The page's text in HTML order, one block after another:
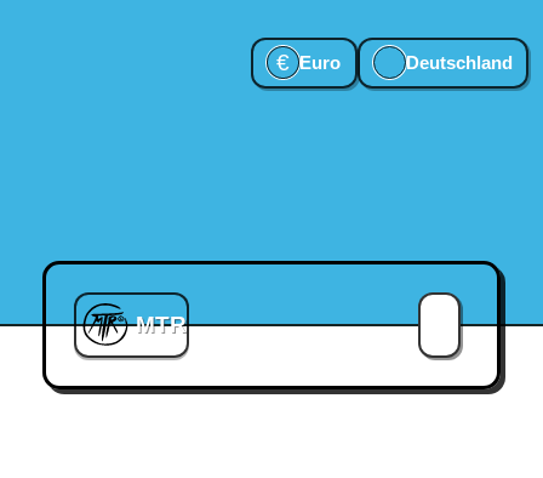
€ Euro Deutschland
MTR